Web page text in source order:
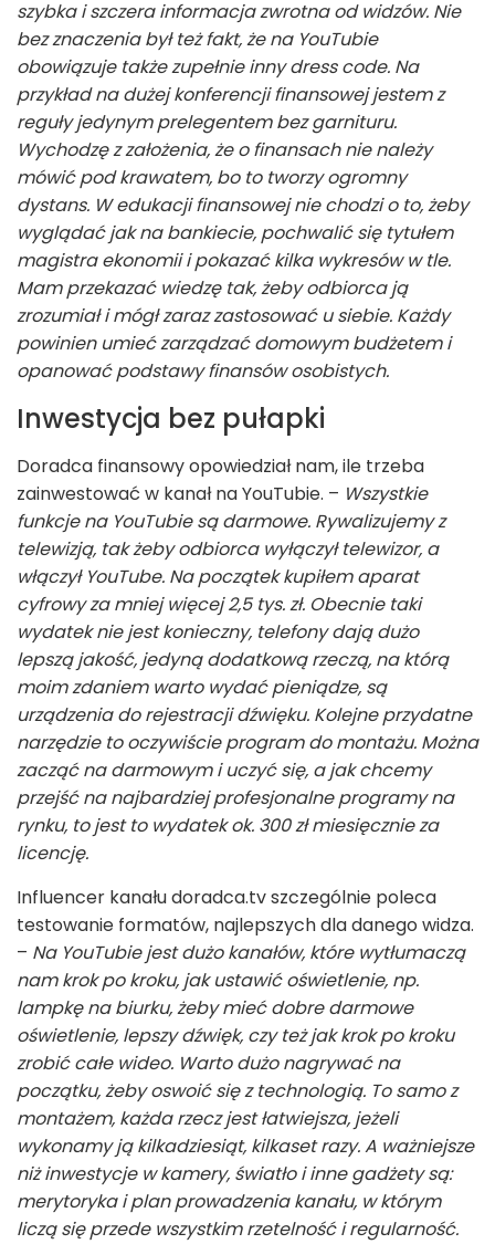
szybka i szczera informacja zwrotna od widzów. Nie
bez znaczenia był też fakt, że na YouTubie
obowiązuje także zupełnie inny dress code. Na
przykład na dużej konferencji finansowej jestem z
reguły jedynym prelegentem bez garnituru.
Wychodzę z założenia, że o finansach nie należy
mówić pod krawatem, bo to tworzy ogromny
dystans. W edukacji finansowej nie chodzi o to, żeby
wyglądać jak na bankiecie, pochwalić się tytułem
magistra ekonomii i pokazać kilka wykresów w tle.
Mam przekazać wiedzę tak, żeby odbiorca ją
zrozumiał i mógł zaraz zastosować u siebie. Każdy
powinien umieć zarządzać domowym budżetem i
opanować podstawy finansów osobistych.
Inwestycja bez pułapki
Doradca finansowy opowiedział nam, ile trzeba
zainwestować w kanał na YouTubie. – Wszystkie
funkcje na YouTubie są darmowe. Rywalizujemy z
telewizją, tak żeby odbiorca wyłączył telewizor, a
włączył YouTube. Na początek kupiłem aparat
cyfrowy za mniej więcej 2,5 tys. zł. Obecnie taki
wydatek nie jest konieczny, telefony dają dużo
lepszą jakość, jedyną dodatkową rzeczą, na którą
moim zdaniem warto wydać pieniądze, są
urządzenia do rejestracji dźwięku. Kolejne przydatne
narzędzie to oczywiście program do montażu. Można
zacząć na darmowym i uczyć się, a jak chcemy
przejść na najbardziej profesjonalne programy na
rynku, to jest to wydatek ok. 300 zł miesięcznie za
licencję.
Influencer kanału doradca.tv szczególnie poleca
testowanie formatów, najlepszych dla danego widza.
– Na YouTubie jest dużo kanałów, które wytłumaczą
nam krok po kroku, jak ustawić oświetlenie, np.
lampkę na biurku, żeby mieć dobre darmowe
oświetlenie, lepszy dźwięk, czy też jak krok po kroku
zrobić całe wideo. Warto dużo nagrywać na
początku, żeby oswoić się z technologią. To samo z
montażem, każda rzecz jest łatwiejsza, jeżeli
wykonamy ją kilkadziesiąt, kilkaset razy. A ważniejsze
niż inwestycje w kamery, światło i inne gadżety są:
merytoryka i plan prowadzenia kanału, w którym
liczą się przede wszystkim rzetelność i regularność.